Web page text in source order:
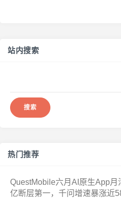
站内搜索
热门推荐
QuestMobile六月AI原生App月
亿断层第一，千问增速暴涨近